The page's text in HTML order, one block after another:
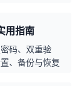
用指南
码、双重验
、备份与恢复